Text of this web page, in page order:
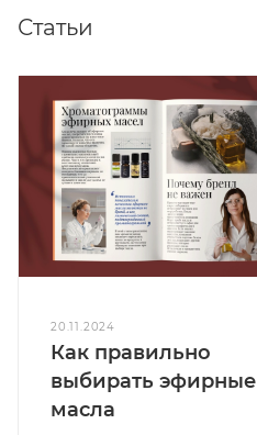
Статьи
20.11.2024
Как правильно
выбирать эфирные
масла